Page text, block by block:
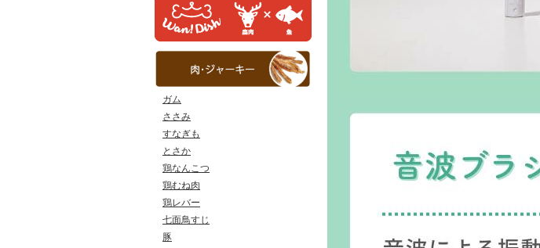
ガム
ささみ
すなぎも
とさか
鶏なんこつ
鶏むね肉
鶏レバー
七面鳥すじ
豚